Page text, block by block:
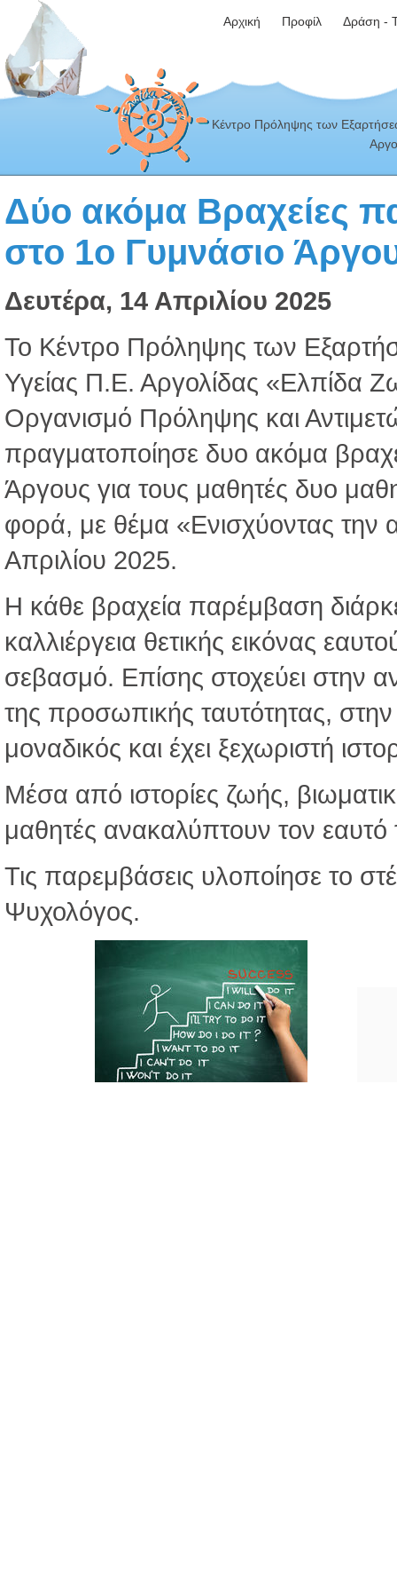
Αρχική Προφίλ Δράση -
Κέντρο Πρόληψης των
Δύο ακόμα Βραχείες
στο 1ο Γυμνάσιο
Δευτέρα, 14 Απριλίου 2025
Το Κέντρο Πρόληψης των
Υγείας Π.Ε. Αργολίδας «Ελπίδα
Οργανισμό Πρόληψης και
πραγματοποίησε δυο ακόμα
Άργους για τους μαθητές δυο
φορά, με θέμα «Ενισχύοντας την
Απριλίου 2025.
Η κάθε βραχεία παρέμβαση
καλλιέργεια θετικής εικόνας
σεβασμό. Επίσης στοχεύει στην
της προσωπικής ταυτότητας,
μοναδικός και έχει ξεχωριστή
Μέσα από ιστορίες ζωής,
μαθητές ανακαλύπτουν τον
Τις παρεμβάσεις υλοποίησε το
Ψυχολόγος.